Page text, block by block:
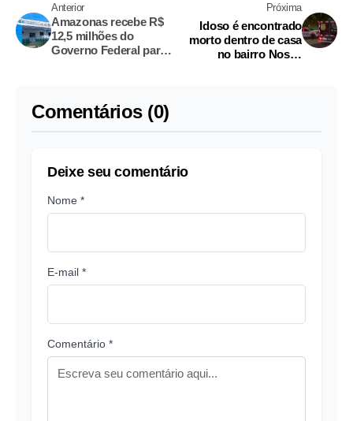
Anterior
Amazonas recebe R$
12,5 milhões do
Governo Federal para
Próxima
Idoso é encontrado
morto dentro de casa
no bairro Nossa
Comentários (0)
Deixe seu comentário
Nome *
E-mail *
Comentário *